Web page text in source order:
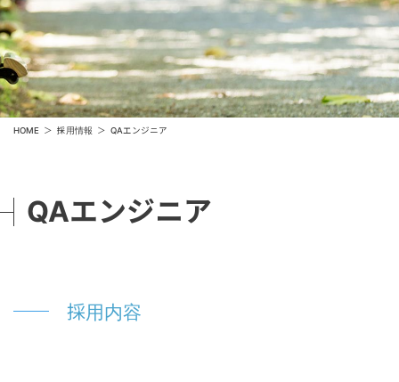
HOME 採用情報 QAエンジニア
QAエンジニア
採用内容